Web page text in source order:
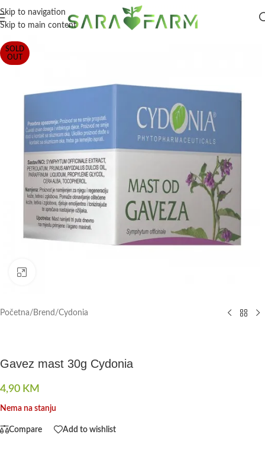
Skip to navigation
Skip to main content
SOLD
OUT
Početna/ Brend /Cydonia
Gavez mast 30g Cydonia
4,90 KM
Nema na stanju
Compare Add to wishlist